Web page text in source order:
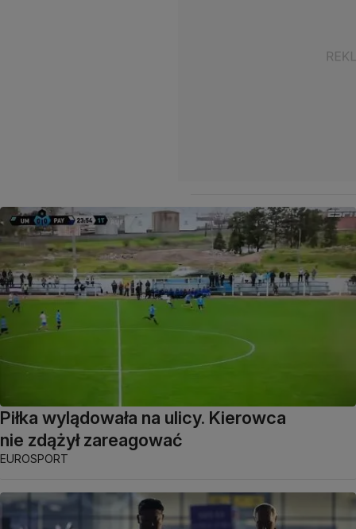
Piłka wylądowała na ulicy. Kierowca
nie zdążył zareagować
EUROSPORT